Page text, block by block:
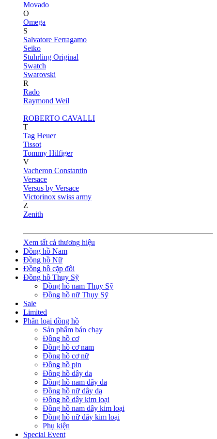
Movado
O
Omega
S
Salvatore Ferragamo
Seiko
Stuhrling Original
Swatch
Swarovski
R
Rado
Raymond Weil
ROBERTO CAVALLI
T
Tag Heuer
Tissot
Tommy Hilfiger
V
Vacheron Constantin
Versace
Versus by Versace
Victorinox swiss army
Z
Zenith
Xem tất cả thương hiệu
Đồng hồ Nam
Đồng hồ Nữ
Đồng hồ cặp đôi
Đồng hồ Thụy Sỹ
Đồng hồ nam Thụy Sỹ
Đồng hồ nữ Thụy Sỹ
Sale
Limited
Phân loại đồng hồ
Sản phẩm bán chạy
Đồng hồ cơ
Đồng hồ cơ nam
Đồng hồ cơ nữ
Đồng hồ pin
Đồng hồ dây da
Đồng hồ nam dây da
Đồng hồ nữ dây da
Đồng hồ dây kim loại
Đồng hồ nam dây kim loại
Đồng hồ nữ dây kim loại
Phụ kiện
Special Event